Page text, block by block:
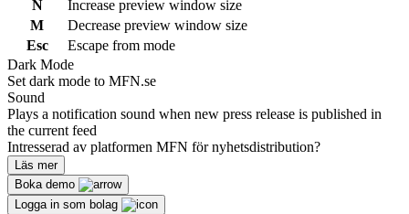
N
Increase preview window size
M
Decrease preview window size
Esc
Escape from mode
Dark Mode
Set dark mode to MFN.se
Sound
Plays a notification sound when new press release is published in
the current feed
Intresserad av platformen MFN för nyhetsdistribution?
Läs mer
Boka demo
Logga in som bolag